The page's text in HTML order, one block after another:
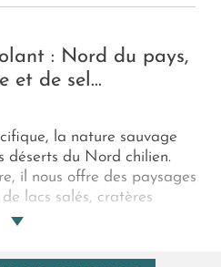
: Nord du pays,
et de sel...
la nature sauvage
déserts du Nord chilien.
il nous offre des paysages
lacs salés, cratères
multicolores, vallées
par les neiges